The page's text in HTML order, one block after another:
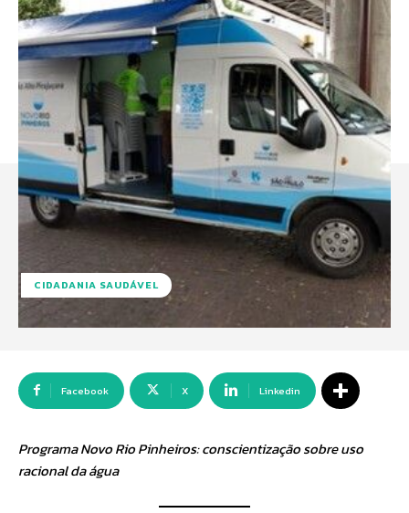
CIDADANIA SAUDÁVEL
Facebook X Linkedin
Programa Novo Rio Pinheiros: conscientização sobre uso
racional da água